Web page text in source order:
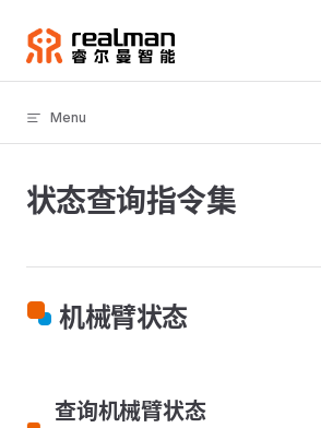
Skip to content
Menu
状态查询指令集
机械臂状态
查询机械臂状态